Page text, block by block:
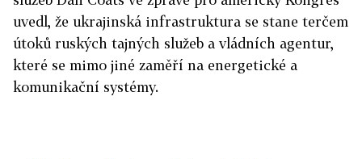
uvedl, že ukrajinská infrastruktura se stane terčem
útoků ruských tajných služeb a vládních agentur,
které se mimo jiné zaměří na energetické a
komunikační systémy.